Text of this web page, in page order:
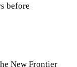
before
New Frontier